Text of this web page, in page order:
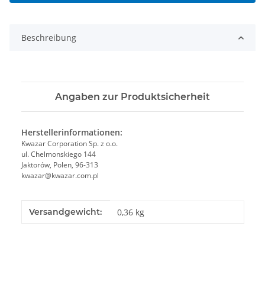
Beschreibung
Angaben zur Produktsicherheit
Herstellerinformationen:
Kwazar Corporation Sp. z o.o.
ul. Chelmonskiego 144
Jaktorów, Polen, 96-313
kwazar@kwazar.com.pl
Produkteigenschaft
Wert
Versandgewicht: 0,36 kg